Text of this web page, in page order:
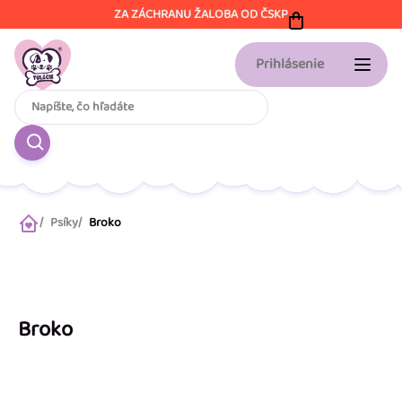
na
obsah
ZA ZÁCHRANU ŽALOBA OD ČSKP
Prihlásenie
DomovPsíky Broko
Broko